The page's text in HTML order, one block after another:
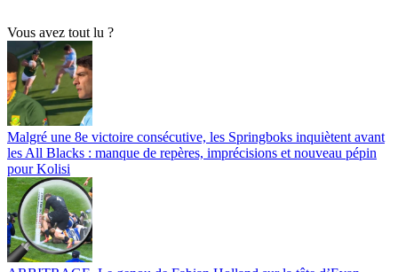
Vous avez tout lu ?
Malgré une 8e victoire consécutive, les Springboks inquiètent avant
les All Blacks : manque de repères, imprécisions et nouveau pépin
pour Kolisi